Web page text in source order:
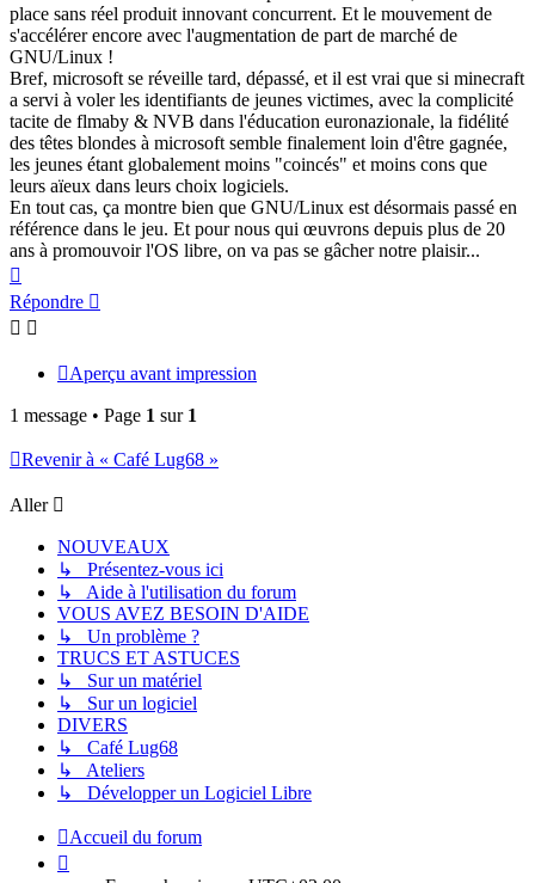
place sans réel produit innovant concurrent. Et le mouvement de
s'accélérer encore avec l'augmentation de part de marché de
GNU/Linux !
Bref, microsoft se réveille tard, dépassé, et il est vrai que si minecraft
a servi à voler les identifiants de jeunes victimes, avec la complicité
tacite de flmaby & NVB dans l'éducation euronazionale, la fidélité
des têtes blondes à microsoft semble finalement loin d'être gagnée,
les jeunes étant globalement moins "coincés" et moins cons que
leurs aïeux dans leurs choix logiciels.
En tout cas, ça montre bien que GNU/Linux est désormais passé en
référence dans le jeu. Et pour nous qui œuvrons depuis plus de 20
ans à promouvoir l'OS libre, on va pas se gâcher notre plaisir...
Répondre
Aperçu avant impression
1 message • Page 1 sur 1
Revenir à « Café Lug68 »
Aller
NOUVEAUX
↳ Présentez-vous ici
↳ Aide à l'utilisation du forum
VOUS AVEZ BESOIN D'AIDE
↳ Un problème ?
TRUCS ET ASTUCES
↳ Sur un matériel
↳ Sur un logiciel
DIVERS
↳ Café Lug68
↳ Ateliers
↳ Développer un Logiciel Libre
Accueil du forum